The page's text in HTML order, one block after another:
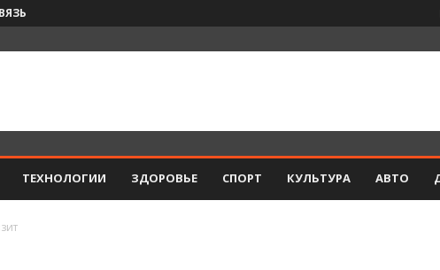
ТЕХНОЛОГИИ ЗДОРОВЬЕ СПОРТ КУЛЬТУРА АВТО